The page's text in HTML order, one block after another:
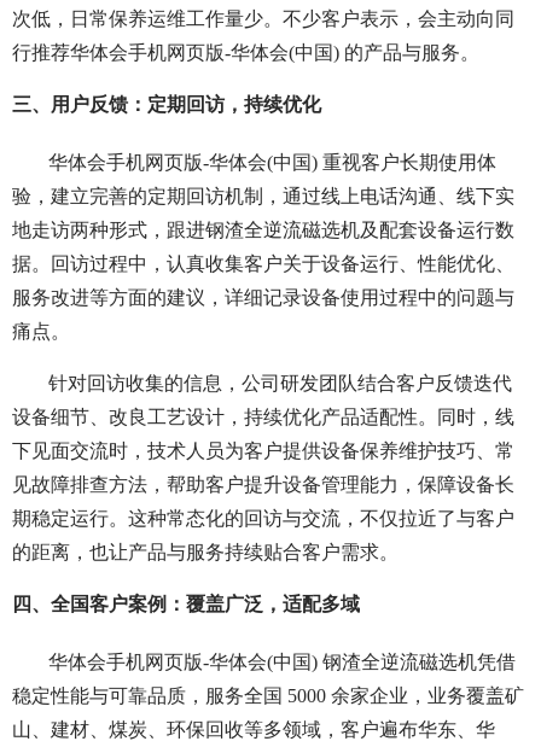
次低，日常保养运维工作量少。不少客户表示，会主动向同
行推荐华体会手机网页版-华体会(中国) 的产品与服务。
三、用户反馈：定期回访，持续优化
华体会手机网页版-华体会(中国) 重视客户长期使用体
验，建立完善的定期回访机制，通过线上电话沟通、线下实
地走访两种形式，跟进钢渣全逆流磁选机及配套设备运行数
据。回访过程中，认真收集客户关于设备运行、性能优化、
服务改进等方面的建议，详细记录设备使用过程中的问题与
痛点。
针对回访收集的信息，公司研发团队结合客户反馈迭代
设备细节、改良工艺设计，持续优化产品适配性。同时，线
下见面交流时，技术人员为客户提供设备保养维护技巧、常
见故障排查方法，帮助客户提升设备管理能力，保障设备长
期稳定运行。这种常态化的回访与交流，不仅拉近了与客户
的距离，也让产品与服务持续贴合客户需求。
四、全国客户案例：覆盖广泛，适配多域
华体会手机网页版-华体会(中国) 钢渣全逆流磁选机凭借
稳定性能与可靠品质，服务全国 5000 余家企业，业务覆盖矿
山、建材、煤炭、环保回收等多领域，客户遍布华东、华